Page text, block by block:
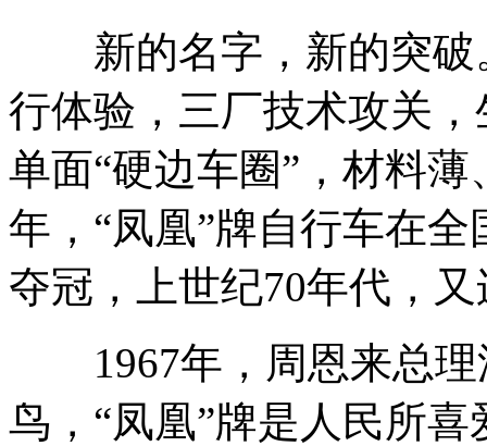
新的名字，新的突破
行体验，三厂技术攻关
单面“硬边车圈”，材料
年，“凤凰”牌自行车在
夺冠，上世纪70年代，
1967年，周恩来总理
鸟，“凤凰”牌是人民所